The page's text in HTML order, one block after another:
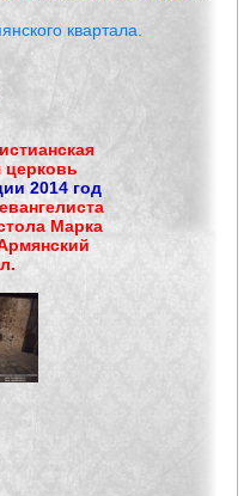
квартала.
церковь
2014 год
Марка